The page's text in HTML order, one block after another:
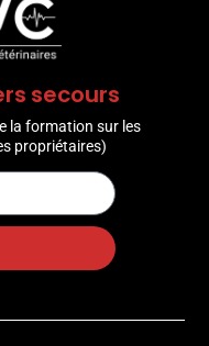
secours
la formation sur les
propriétaires)